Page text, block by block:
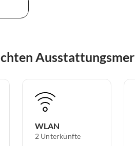
WLAN
2 Unterkünfte